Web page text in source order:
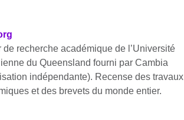
de recherche académique de l’Université
du Queensland fourni par Cambia
indépendante). Recense des travaux
et des brevets du monde entier.